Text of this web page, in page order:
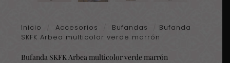
Inicio Accesorios Bufandas
Bufanda
SKFK Arbea multicolor verde marrón
Bufanda SKFK Arbea multicolor verde marrón